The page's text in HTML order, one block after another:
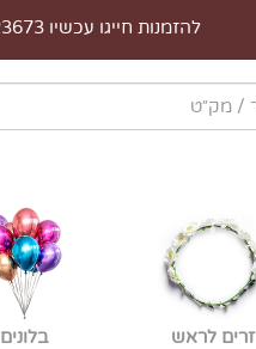
להזמנות חייגו עכשיו 0723923673
זרים לראש בלונים